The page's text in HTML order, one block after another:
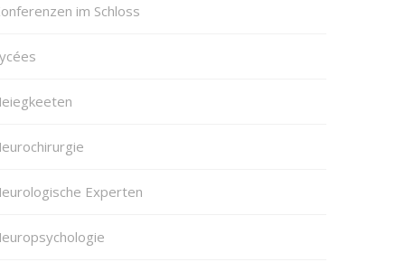
im Schloss
Experten